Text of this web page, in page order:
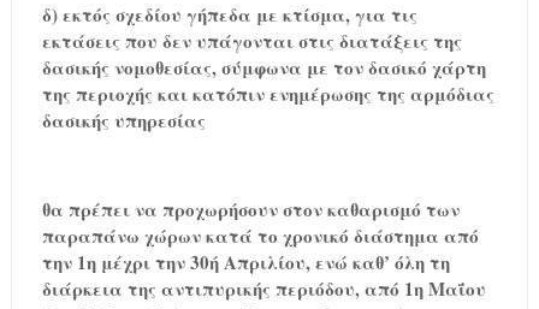
δ) εκτός σχεδίου γήπεδα με κτίσμα, για τις
εκτάσεις που δεν υπάγονται στις διατάξεις της
δασικής νομοθεσίας, σύμφωνα με τον δασικό χάρτη
της περιοχής και κατόπιν ενημέρωσης της αρμόδιας
δασικής υπηρεσίας
θα πρέπει να προχωρήσουν στον καθαρισμό των
παραπάνω χώρων κατά το χρονικό διάστημα από
την 1η μέχρι την 30ή Απριλίου, ενώ καθ’ όλη τη
διάρκεια της αντιπυρικής περιόδου, από 1η Μαΐου